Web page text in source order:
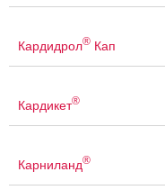
Кардидрол® Кап
Кардикет®
Карниланд®